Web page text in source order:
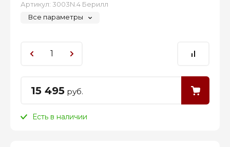
Артикул: 3003N.4 Берилл
Все параметры
15 495 руб.
Есть в наличии